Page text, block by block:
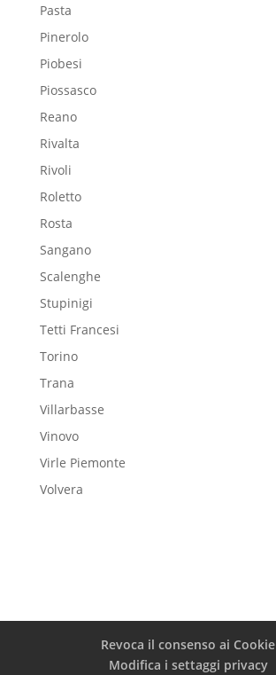
Pasta
Pinerolo
Piobesi
Piossasco
Reano
Rivalta
Rivoli
Roletto
Rosta
Sangano
Scalenghe
Stupinigi
Tetti Francesi
Torino
Trana
Villarbasse
Vinovo
Virle Piemonte
Volvera
Revoca il consenso ai Cookie
Modifica i settaggi privacy